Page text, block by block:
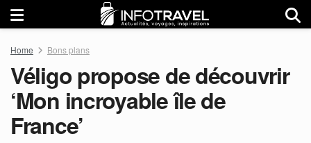
Home Bons plans
Véligo propose de découvrir
‘Mon incroyable île de
France’